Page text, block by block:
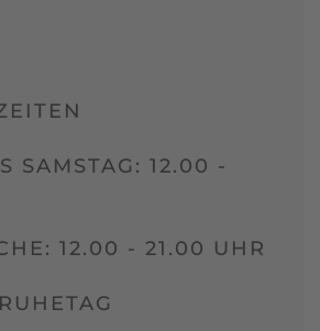
SAMSTAG: 12.00 -
12.00 - 21.00 UHR